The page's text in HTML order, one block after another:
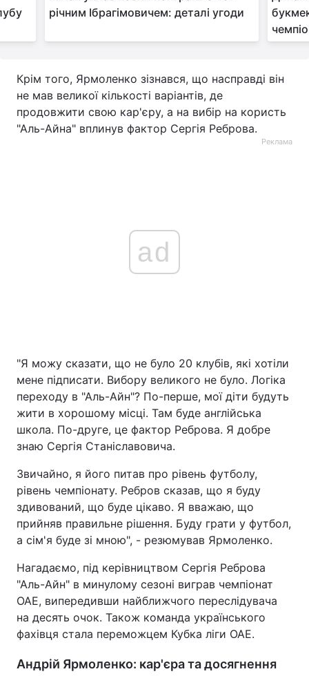
річним Ібрагімовичем: деталі угоди
Крім того, Ярмоленко зізнався, що насправді він
не мав великої кількості варіантів, де
продовжити свою кар'єру, а на вибір на користь
"Аль-Айна" вплинув фактор Сергія Реброва.
Реклама
ad
"Я можу сказати, що не було 20 клубів, які хотіли
мене підписати. Вибору великого не було. Логіка
переходу в "Аль-Айн"? По-перше, мої діти будуть
жити в хорошому місці. Там буде англійська
школа. По-друге, це фактор Реброва. Я добре
знаю Сергія Станіславовича.
Звичайно, я його питав про рівень футболу,
рівень чемпіонату. Ребров сказав, що я буду
здивований, що буде цікаво. Я вважаю, що
прийняв правильне рішення. Буду грати у футбол,
а сім'я буде зі мною", - резюмував Ярмоленко.
Нагадаємо, під керівництвом Сергія Реброва
"Аль-Айн" в минулому сезоні виграв чемпіонат
ОАЕ, випередивши найближчого переслідувача
на десять очок. Також команда українського
фахівця стала переможцем Кубка ліги ОАЕ.
Андрій Ярмоленко: кар'єра та досягнення